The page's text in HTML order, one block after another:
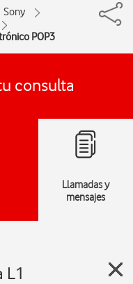
Sony
POP3
consulta
Llamadas y
mensajes
L1